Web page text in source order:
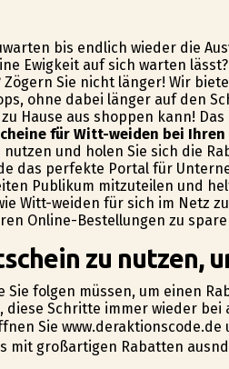
bis endlich wieder die
Ewigkeit auf sich warten
Zögern Sie nicht länger! Wir
ohne dabei länger auf den
Hause aus shoppen kann!
für Witt-weiden bei
und holen Sie sich die
das perfekte Portal für
Publikum mitzuteilen und
Witt-weiden für sich im Netz
Online-Bestellungen zu
zu nutzen,
Sie folgen müssen, um einen
diese Schritte immer wieder
Sie
mit großartigen Rabatten